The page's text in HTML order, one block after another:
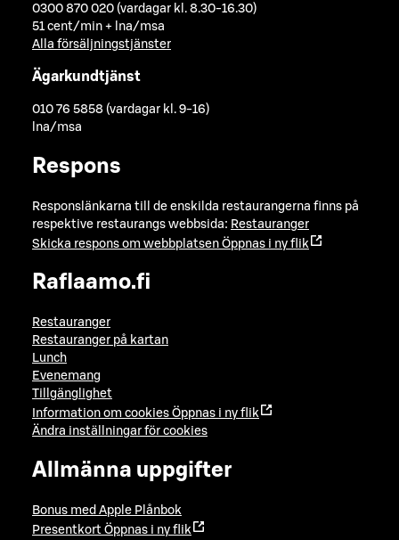
0300 870 020 (vardagar kl. 8.30-16.30)
51 cent/min + lna/msa
Alla försäljningstjänster
Ägarkundtjänst
010 76 5858 (vardagar kl. 9-16)
lna/msa
Respons
Responslänkarna till de enskilda restaurangerna finns på
respektive restaurangs webbsida: Restauranger
Skicka respons om webbplatsen Öppnas i ny flik
Raflaamo.fi
Restauranger
Restauranger på kartan
Lunch
Evenemang
Tillgänglighet
Information om cookies Öppnas i ny flik
Ändra inställningar för cookies
Allmänna uppgifter
Bonus med Apple Plånbok
Presentkort Öppnas i ny flik